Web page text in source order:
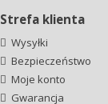
Strefa klienta
Wysyłki
Bezpieczeństwo
Moje konto
Gwarancja